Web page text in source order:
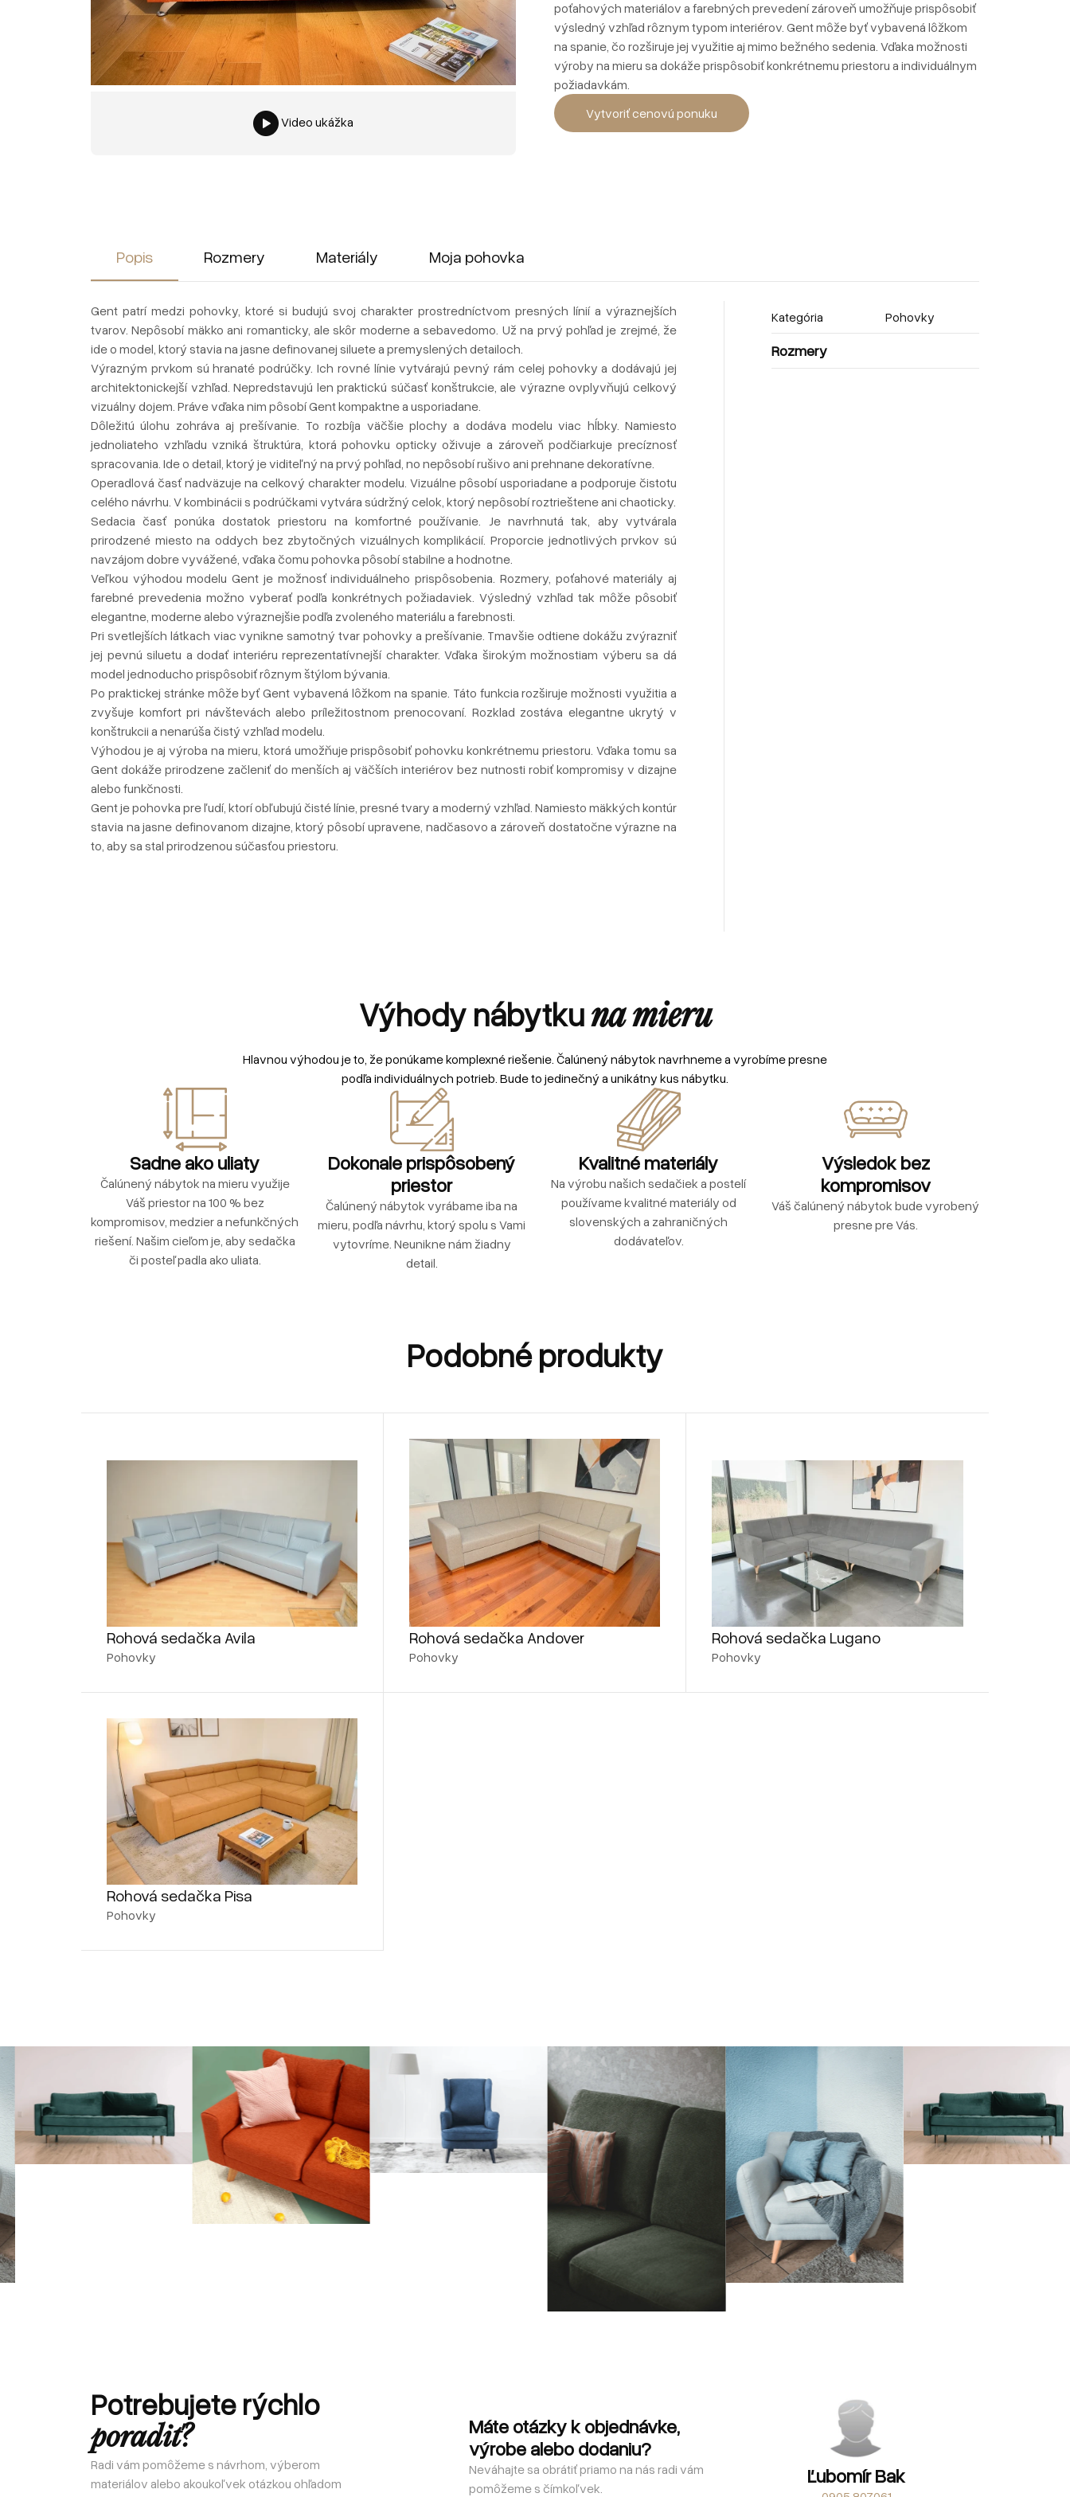
Video ukážka
poťahových materiálov a farebných prevedení zároveň umožňuje prispôsobiť
výsledný vzhľad rôznym typom interiérov. Gent môže byť vybavená lôžkom
na spanie, čo rozširuje jej využitie aj mimo bežného sedenia. Vďaka možnosti
výroby na mieru sa dokáže prispôsobiť konkrétnemu priestoru a individuálnym
požiadavkám.
Vytvoriť cenovú ponuku
Popis Rozmery Materiály Moja pohovka
Gent patrí medzi pohovky, ktoré si budujú svoj charakter prostredníctvom presných línií a výraznejších
tvarov. Nepôsobí mäkko ani romanticky, ale skôr moderne a sebavedomo. Už na prvý pohľad je zrejmé, že
ide o model, ktorý stavia na jasne definovanej siluete a premyslených detailoch.
Výrazným prvkom sú hranaté podrúčky. Ich rovné línie vytvárajú pevný rám celej pohovky a dodávajú jej
architektonickejší vzhľad. Nepredstavujú len praktickú súčasť konštrukcie, ale výrazne ovplyvňujú celkový
vizuálny dojem. Práve vďaka nim pôsobí Gent kompaktne a usporiadane.
Dôležitú úlohu zohráva aj prešívanie. To rozbíja väčšie plochy a dodáva modelu viac hĺbky. Namiesto
jednoliateho vzhľadu vzniká štruktúra, ktorá pohovku opticky oživuje a zároveň podčiarkuje precíznosť
spracovania. Ide o detail, ktorý je viditeľný na prvý pohľad, no nepôsobí rušivo ani prehnane dekoratívne.
Operadlová časť nadväzuje na celkový charakter modelu. Vizuálne pôsobí usporiadane a podporuje čistotu
celého návrhu. V kombinácii s podrúčkami vytvára súdržný celok, ktorý nepôsobí roztrieštene ani chaoticky.
Sedacia časť ponúka dostatok priestoru na komfortné používanie. Je navrhnutá tak, aby vytvárala
prirodzené miesto na oddych bez zbytočných vizuálnych komplikácií. Proporcie jednotlivých prvkov sú
navzájom dobre vyvážené, vďaka čomu pohovka pôsobí stabilne a hodnotne.
Veľkou výhodou modelu Gent je možnosť individuálneho prispôsobenia. Rozmery, poťahové materiály aj
farebné prevedenia možno vyberať podľa konkrétnych požiadaviek. Výsledný vzhľad tak môže pôsobiť
elegantne, moderne alebo výraznejšie podľa zvoleného materiálu a farebnosti.
Pri svetlejších látkach viac vynikne samotný tvar pohovky a prešívanie. Tmavšie odtiene dokážu zvýrazniť
jej pevnú siluetu a dodať interiéru reprezentatívnejší charakter. Vďaka širokým možnostiam výberu sa dá
model jednoducho prispôsobiť rôznym štýlom bývania.
Po praktickej stránke môže byť Gent vybavená lôžkom na spanie. Táto funkcia rozširuje možnosti využitia a
zvyšuje komfort pri návštevách alebo príležitostnom prenocovaní. Rozklad zostáva elegantne ukrytý v
konštrukcii a nenarúša čistý vzhľad modelu.
Výhodou je aj výroba na mieru, ktorá umožňuje prispôsobiť pohovku konkrétnemu priestoru. Vďaka tomu sa
Gent dokáže prirodzene začleniť do menších aj väčších interiérov bez nutnosti robiť kompromisy v dizajne
alebo funkčnosti.
Gent je pohovka pre ľudí, ktorí obľubujú čisté línie, presné tvary a moderný vzhľad. Namiesto mäkkých kontúr
stavia na jasne definovanom dizajne, ktorý pôsobí upravene, nadčasovo a zároveň dostatočne výrazne na
to, aby sa stal prirodzenou súčasťou priestoru.
Kategória Pohovky
Rozmery
Výhody nábytkuna mieru
Hlavnou výhodou je to, že ponúkame komplexné riešenie. Čalúnený nábytok navrhneme a vyrobíme presne
podľa individuálnych potrieb. Bude to jedinečný a unikátny kus nábytku.
Sadne ako uliaty
Čalúnený nábytok na mieru využije
Váš priestor na 100 % bez
kompromisov, medzier a nefunkčných
riešení. Našim cieľom je, aby sedačka
či posteľ padla ako uliata.
Dokonale prispôsobený
priestor
Čalúnený nábytok vyrábame iba na
mieru, podľa návrhu, ktorý spolu s Vami
vytovríme. Neunikne nám žiadny
detail.
Kvalitné materiály
Na výrobu našich sedačiek a postelí
používame kvalitné materiály od
slovenských a zahraničných
dodávateľov.
Výsledok bez
kompromisov
Váš čalúnený nábytok bude vyrobený
presne pre Vás.
Podobné produkty
Rohová sedačka Avila
Pohovky
Rohová sedačka Andover
Pohovky
Rohová sedačka Lugano
Pohovky
Rohová sedačka Pisa
Pohovky
Potrebujete rýchlo
poradiť?
Radi vám pomôžeme s návrhom, výberom
materiálov alebo akoukoľvek otázkou ohľadom
Máte otázky k objednávke,
výrobe alebo dodaniu?
Neváhajte sa obrátiť priamo na nás radi vám
pomôžeme s čímkoľvek.
Ľubomír Bak